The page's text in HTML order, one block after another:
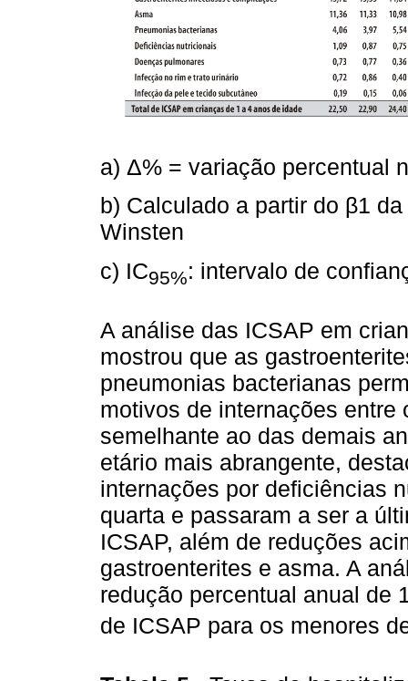
a) Δ% = variação percentual
b) Calculado a partir do β1
Winsten
c) IC95%: intervalo de
A análise das ICSAP em
mostrou que as
pneumonias bacterianas
motivos de internações
semelhante ao das demais
etário mais abrangente,
internações por deficiências
quarta e passaram a ser a
ICSAP, além de reduções
gastroenterites e asma. A
redução percentual anual de
de ICSAP para os menores